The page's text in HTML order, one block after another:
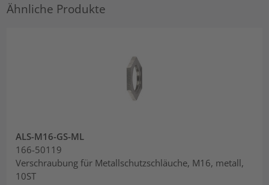
Ähnliche Produkte
ALS-M16-GS-ML
166-50119
Verschraubung für Metallschutzschläuche, M16, metall,
10ST